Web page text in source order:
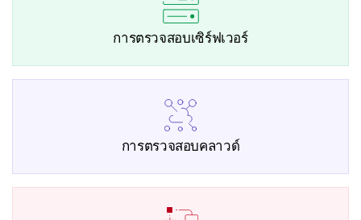
การตรวจสอบเซิร์ฟเวอร์
การตรวจสอบคลาวด์